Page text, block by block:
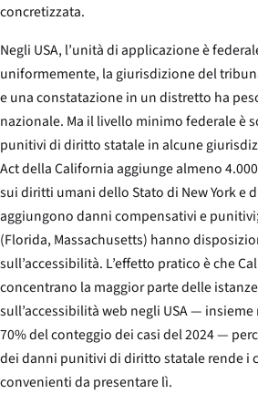
concretizzata.
Negli USA, l’unità di applicazione è
uniformemente, la giurisdizione del
e una constatazione in un distretto ha
nazionale. Ma il livello minimo federale è
punitivi di diritto statale in alcune
Act della California aggiunge almeno
sui diritti umani dello Stato di New York e
aggiungono danni compensativi e
(Florida, Massachusetts) hanno
sull’accessibilità. L’effetto pratico è che
concentrano la maggior parte delle
sull’accessibilità web negli USA —
70% del conteggio dei casi del 2024 —
dei danni punitivi di diritto statale rende i
convenienti da presentare lì.